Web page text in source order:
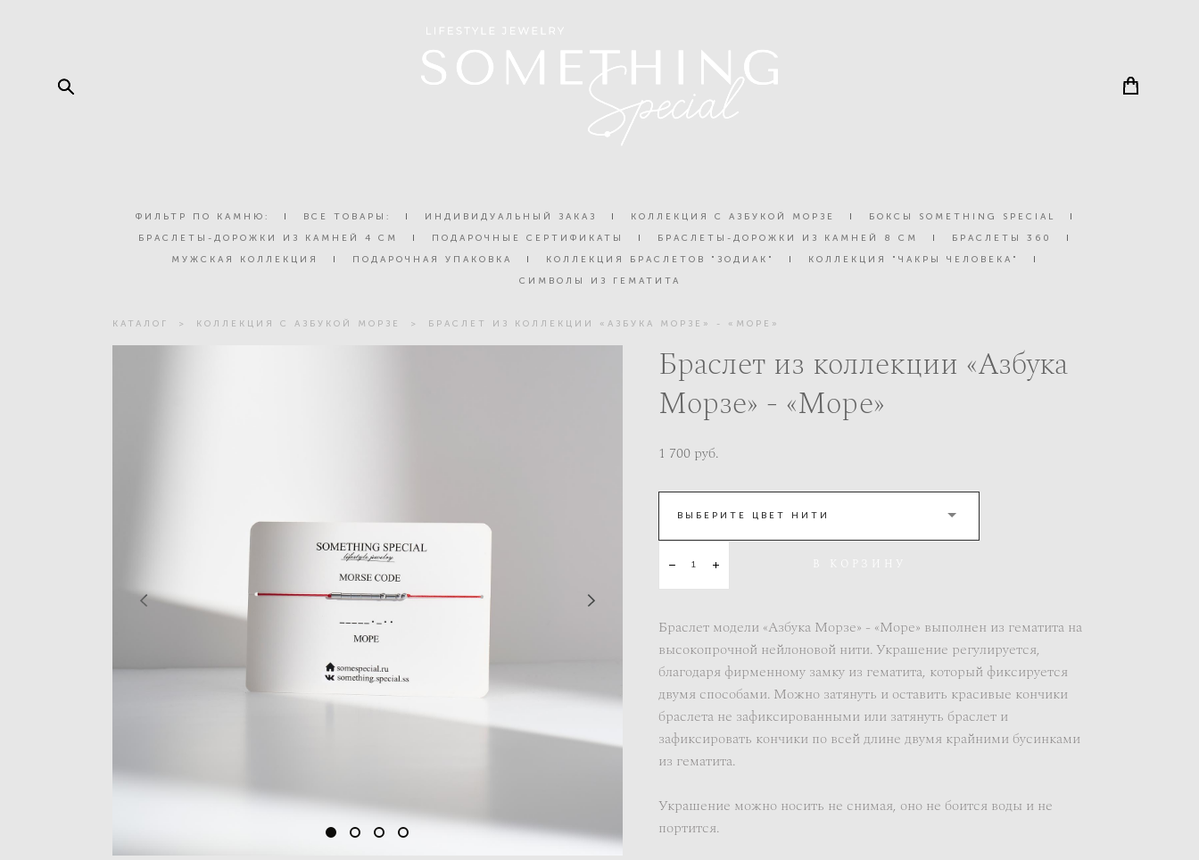
ФИЛЬТР ПО КАМНЮ: I ВСЕ ТОВАРЫ: I ИНДИВИДУАЛЬНЫЙ ЗАКАЗ I КОЛЛЕКЦИЯ С АЗБУКОЙ МОРЗЕ I БОКСЫ SOMETHING SPECIAL
I
БРАСЛЕТЫ-ДОРОЖКИ ИЗ КАМНЕЙ 4 СМ
I ПОДАРОЧНЫЕ СЕРТИФИКАТЫ I БРАСЛЕТЫ-ДОРОЖКИ ИЗ КАМНЕЙ 8 СМ I БРАСЛЕТЫ 360
I
МУЖСКАЯ КОЛЛЕКЦИЯ
I ПОДАРОЧНАЯ УПАКОВКА I КОЛЛЕКЦИЯ БРАСЛЕТОВ "ЗОДИАК" I КОЛЛЕКЦИЯ "ЧАКРЫ ЧЕЛОВЕКА"
I
СИМВОЛЫ ИЗ ГЕМАТИТА
КАТАЛОГ > КОЛЛЕКЦИЯ С АЗБУКОЙ МОРЗЕ > БРАСЛЕТ ИЗ КОЛЛЕКЦИИ «АЗБУКА МОРЗЕ» - «МОРЕ»
Браслет из коллекции «Азбука
Морзе» - «Море»
1 700 pуб.
ВЫБЕРИТЕ ЦВЕТ НИТИ
В КОРЗИНУ
Браслет модели «Азбука Морзе» - «Море» выполнен из гематита на
высокопрочной нейлоновой нити. Украшение регулируется,
благодаря фирменному замку из гематита, который фиксируется
двумя способами. Можно затянуть и оставить красивые кончики
браслета не зафиксированными или затянуть браслет и
зафиксировать кончики по всей длине двумя крайними бусинками
из гематита.
Украшение можно носить не снимая, оно не боится воды и не
портится.